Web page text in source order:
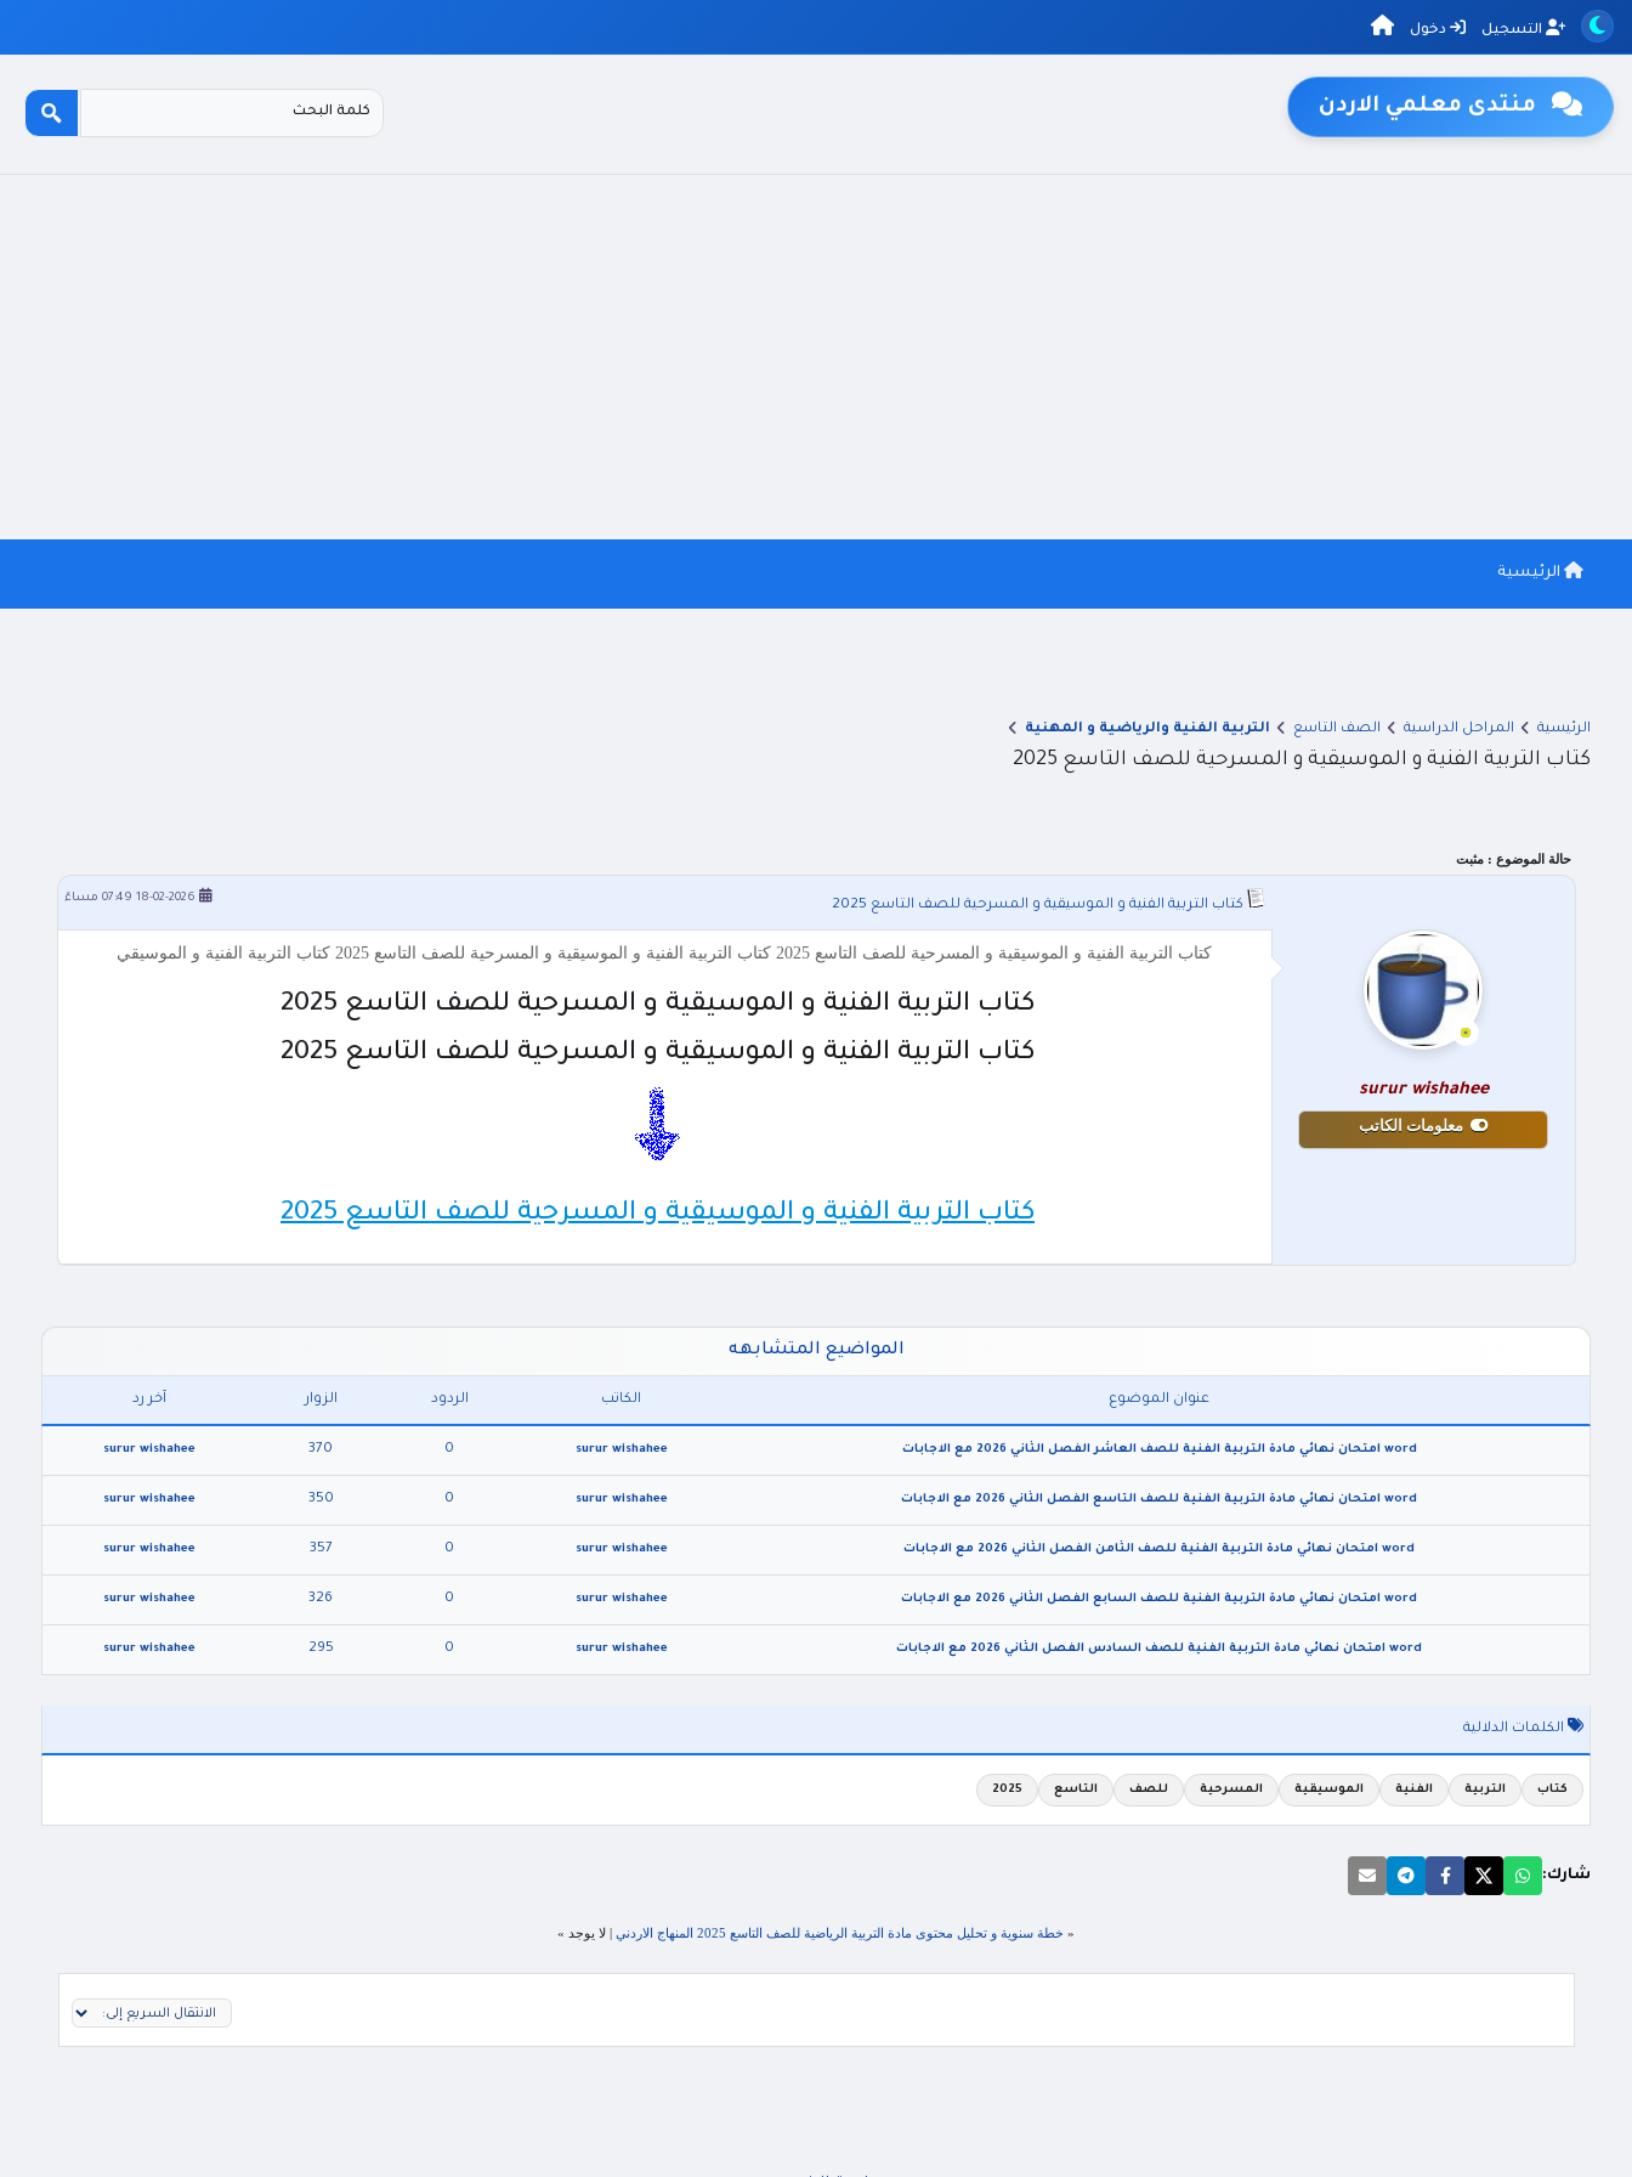
التسجيل دخول
منتدى معلمي الاردن
الرئيسية
الرئيسية المراحل الدراسية الصف التاسع التربية الفنية والرياضية و المهنية
كتاب التربية الفنية و الموسيقية و المسرحية للصف التاسع 2025
حالة الموضوع : مثبت
كتاب التربية الفنية و الموسيقية و المسرحية للصف التاسع 2025 18-02-2026 07:49 مساءً
surur wishahee
معلومات الكاتب
كتاب التربية الفنية و الموسيقية و المسرحية للصف التاسع 2025 كتاب التربية الفنية و الموسيقية و المسرحية للصف التاسع 2025 كتاب التربية الفنية و الموسيقي
كتاب التربية الفنية و الموسيقية و المسرحية للصف التاسع 2025
كتاب التربية الفنية و الموسيقية و المسرحية للصف التاسع 2025
كتاب التربية الفنية و الموسيقية و المسرحية للصف التاسع 2025
المواضيع المتشابهه
عنوان الموضوع الكاتب الردود الزوار آخر رد
word امتحان نهائي مادة التربية الفنية للصف العاشر الفصل الثاني 2026 مع الاجابات surur wishahee
0
370
surur wishahee
word امتحان نهائي مادة التربية الفنية للصف التاسع الفصل الثاني 2026 مع الاجابات surur wishahee
0
350
surur wishahee
word امتحان نهائي مادة التربية الفنية للصف الثامن الفصل الثاني 2026 مع الاجابات surur wishahee
0
357
surur wishahee
word امتحان نهائي مادة التربية الفنية للصف السابع الفصل الثاني 2026 مع الاجابات surur wishahee
0
326
surur wishahee
word امتحان نهائي مادة التربية الفنية للصف السادس الفصل الثاني 2026 مع الاجابات surur wishahee
0
295
surur wishahee
الكلمات الدلالية
كتاب التربية الفنية الموسيقية المسرحية للصف التاسع 2025
شارك:
« خطة سنوية و تحليل محتوى مادة التربية الرياضية للصف التاسع 2025 المنهاج الاردني | لا يوجد »